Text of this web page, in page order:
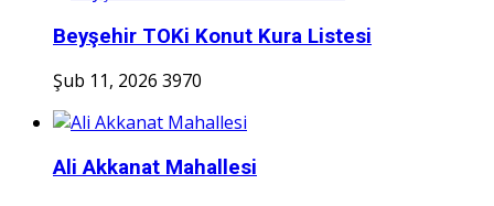
Beyşehir TOKi Konut Kura Listesi
Şub 11, 2026 3970
Ali Akkanat Mahallesi